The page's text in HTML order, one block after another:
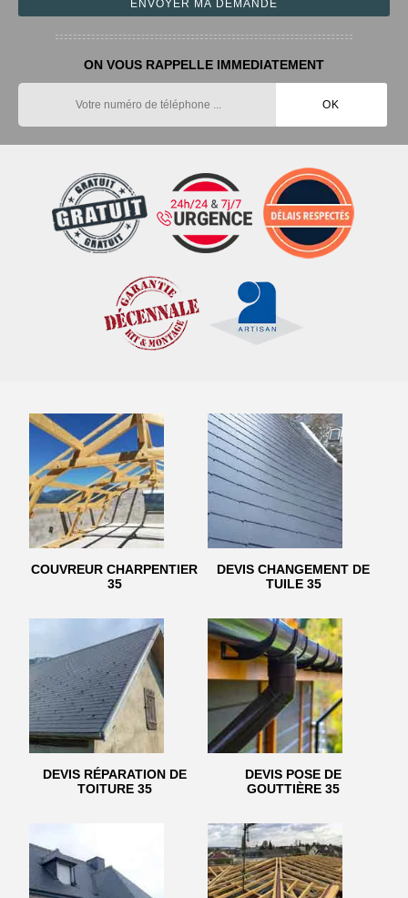
ON VOUS RAPPELLE IMMEDIATEMENT
COUVREUR CHARPENTIER
35
DEVIS CHANGEMENT DE
TUILE 35
DEVIS RÉPARATION DE
TOITURE 35
DEVIS POSE DE
GOUTTIÈRE 35